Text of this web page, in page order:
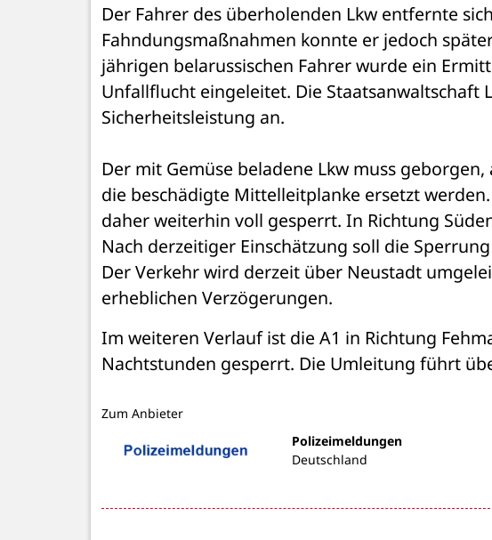
Der Fahrer des überholenden Lkw entfernte
Fahndungsmaßnahmen konnte er jedoch
jährigen belarussischen Fahrer wurde ein
Unfallflucht eingeleitet. Die Staatsanwaltschaft
Sicherheitsleistung an.
Der mit Gemüse beladene Lkw muss
die beschädigte Mittelleitplanke ersetzt
daher weiterhin voll gesperrt. In Richtung
Nach derzeitiger Einschätzung soll die
Der Verkehr wird derzeit über Neustadt
erheblichen Verzögerungen.
Im weiteren Verlauf ist die A1 in Richtung
Nachtstunden gesperrt. Die Umleitung führt
Zum Anbieter
Polizeimeldungen
Deutschland